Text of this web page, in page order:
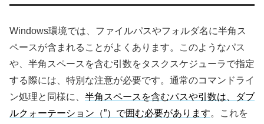
Windows環境では、ファイルパスやフォルダ名に半角ス
ペースが含まれることがよくあります。このようなパス
や、半角スペースを含む引数をタスクスケジューラで指定
する際には、特別な注意が必要です。通常のコマンドライ
ン処理と同様に、 半角スペースを含むパスや引数は、ダブ
ルクォーテーション（”）で囲む必要があります。これを